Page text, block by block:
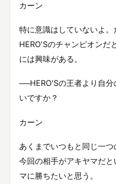
カーン
特に意識はしていないよ
HERO'Sのチャンピオンだ
には興味がある。
──HERO'Sの王者より自
いですか？
カーン
あくまでいつもと同じ一つ
今回の相手がアキヤマだ
マに勝ちたいと思う。